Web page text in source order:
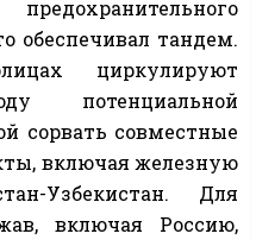
обеспечивал тандем.
циркулируют
потенциальной
сорвать совместные
включая железную
Узбекистан. Для
включая Россию,